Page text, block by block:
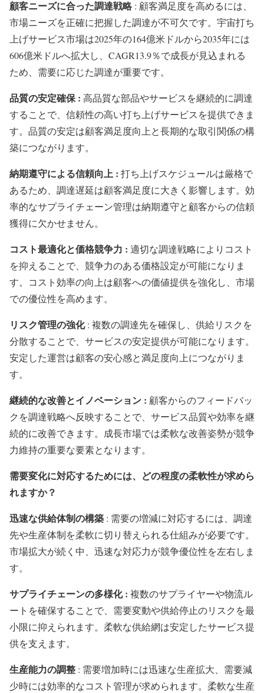
顧客ニーズに合った調達戦略 : 顧客満足度を高めるには、
市場ニーズを正確に把握した調達が不可欠です。宇宙打ち
上げサービス市場は2025年の164億米ドルから2035年には
606億米ドルへ拡大し、CAGR13.9％で成長が見込まれる
ため、需要に応じた調達が重要です。
品質の安定確保 : 高品質な部品やサービスを継続的に調達
することで、信頼性の高い打ち上げサービスを提供できま
す。品質の安定は顧客満足度向上と長期的な取引関係の構
築につながります。
納期遵守による信頼向上 : 打ち上げスケジュールは厳格で
あるため、調達遅延は顧客満足度に大きく影響します。効
率的なサプライチェーン管理は納期遵守と顧客からの信頼
獲得に欠かせません。
コスト最適化と価格競争力 : 適切な調達戦略によりコスト
を抑えることで、競争力のある価格設定が可能になりま
す。コスト効率の向上は顧客への価値提供を強化し、市場
での優位性を高めます。
リスク管理の強化: 複数の調達先を確保し、供給リスクを
分散することで、サービスの安定提供が可能になります。
安定した運営は顧客の安心感と満足度向上につながりま
す。
継続的な改善とイノベーション : 顧客からのフィードバッ
クを調達戦略へ反映することで、サービス品質や効率を継
続的に改善できます。成長市場では柔軟な改善姿勢が競争
力維持の重要な要素となります。
需要変化に対応するためには、どの程度の柔軟性が求めら
れますか？
迅速な供給体制の構築 : 需要の増減に対応するには、調達
先や生産体制を柔軟に切り替えられる仕組みが必要です。
市場拡大が続く中、迅速な対応力が競争優位性を左右しま
す。
サプライチェーンの多様化 : 複数のサプライヤーや物流ル
ートを確保することで、需要変動や供給停止のリスクを最
小限に抑えられます。柔軟な供給網は安定したサービス提
供を支えます。
生産能力の調整 : 需要増加時には迅速な生産拡大、需要減
少時には効率的なコスト管理が求められます。柔軟な生産